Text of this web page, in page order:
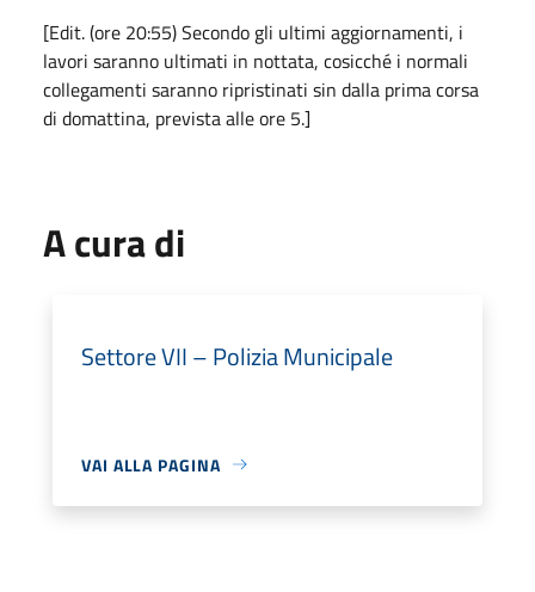
[Edit. (ore 20:55) Secondo gli ultimi aggiornamenti, i
lavori saranno ultimati in nottata, cosicché i normali
collegamenti saranno ripristinati sin dalla prima corsa
di domattina, prevista alle ore 5.]
A cura di
Settore VII – Polizia Municipale
VAI ALLA PAGINA